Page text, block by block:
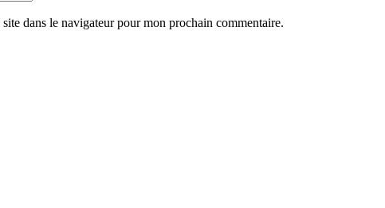
dans le navigateur pour mon prochain commentaire.